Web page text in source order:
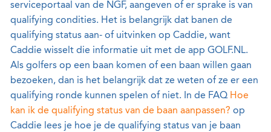
serviceportaal van de NGF, aangeven of er sprake is van
qualifying condities. Het is belangrijk dat banen de
qualifying status aan- of uitvinken op Caddie, want
Caddie wisselt die informatie uit met de app GOLF.NL.
Als golfers op een baan komen of een baan willen gaan
bezoeken, dan is het belangrijk dat ze weten of ze er een
qualifying ronde kunnen spelen of niet. In de FAQ Hoe
kan ik de qualifying status van de baan aanpassen? op
Caddie lees je hoe je de qualifying status van je baan